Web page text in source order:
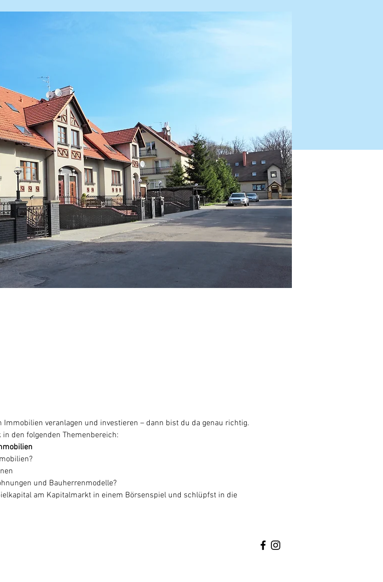
veranlagen und investieren – dann bist du da genau richtig.
den folgenden Themenbereich:
und Bauherrenmodelle?
am Kapitalmarkt in einem Börsenspiel und schlüpfst in die